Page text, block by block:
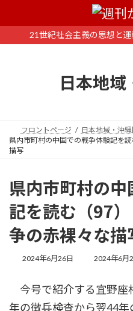
ン
ー
21世紀社会主義の思想と
日本地
フロントページ
日本地域・沖
県内市町村の中国での戦争体験記を
描写
県内市町村の
記を読む（97
争の赤裸々な描
2024年6月26日
最
新
2024年6月
今号で紹介する宜野座
年の徴兵検査から翌44